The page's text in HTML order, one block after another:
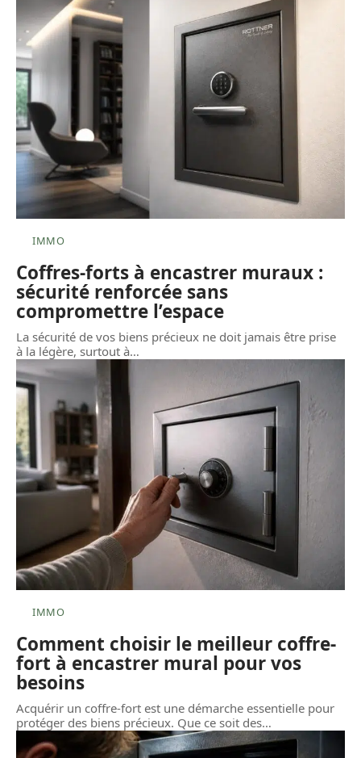
IMMO
Coffres-forts à encastrer muraux :
sécurité renforcée sans
compromettre l’espace
La sécurité de vos biens précieux ne doit jamais être prise
à la légère, surtout à…
IMMO
Comment choisir le meilleur coffre-
fort à encastrer mural pour vos
besoins
Acquérir un coffre-fort est une démarche essentielle pour
protéger des biens précieux. Que ce soit des…